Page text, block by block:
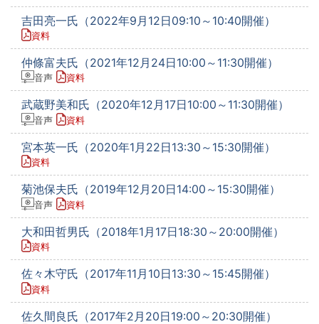
吉田亮一氏（2022年9月12日09:10～10:40開催）
資料
仲條富夫氏（2021年12月24日10:00～11:30開催）
音声 資料
武蔵野美和氏（2020年12月17日10:00～11:30開催）
音声 資料
宮本英一氏（2020年1月22日13:30～15:30開催）
資料
菊池保夫氏（2019年12月20日14:00～15:30開催）
音声 資料
大和田哲男氏（2018年1月17日18:30～20:00開催）
資料
佐々木守氏（2017年11月10日13:30～15:45開催）
資料
佐久間良氏（2017年2月20日19:00～20:30開催）